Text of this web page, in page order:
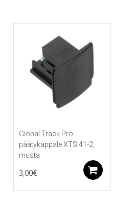
Global Track Pro
päätykappale XTS 41-2,
musta
3,00€